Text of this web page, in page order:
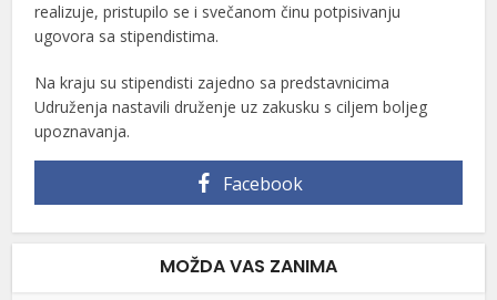
realizuje, pristupilo se i svečanom činu potpisivanju
ugovora sa stipendistima.
Na kraju su stipendisti zajedno sa predstavnicima
Udruženja nastavili druženje uz zakusku s ciljem boljeg
upoznavanja.
Facebook
MOŽDA VAS ZANIMA